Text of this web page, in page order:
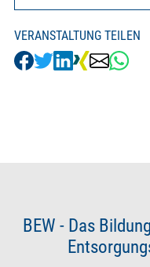
VERANSTALTUNG TEILEN
BEW - Das